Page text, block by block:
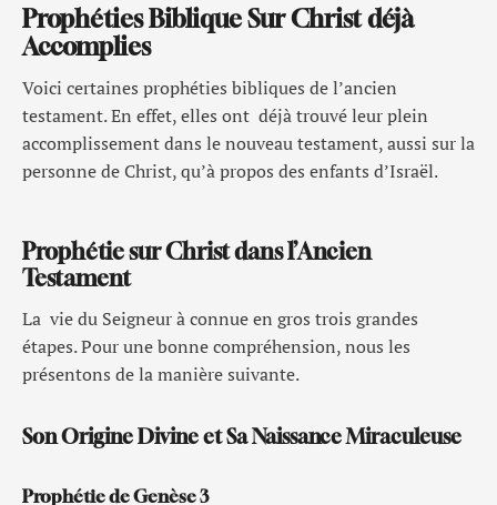
Prophéties Biblique Sur Christ déjà
Accomplies
Voici certaines prophéties bibliques de l’ancien
testament. En effet, elles ont déjà trouvé leur plein
accomplissement dans le nouveau testament, aussi sur la
personne de Christ, qu’à propos des enfants d’Israël.
Prophétie sur Christ dans l’Ancien
Testament
La vie du Seigneur à connue en gros trois grandes
étapes. Pour une bonne compréhension, nous les
présentons de la manière suivante.
Son Origine Divine et Sa Naissance Miraculeuse
Prophétie de Genèse 3